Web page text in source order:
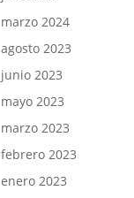
marzo 2024
agosto 2023
junio 2023
mayo 2023
marzo 2023
febrero 2023
enero 2023